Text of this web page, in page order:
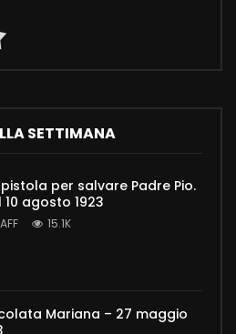
SETTIMANA
per salvare Padre Pio.
10 agosto 1923
15.1K
Mariana – 27 maggio